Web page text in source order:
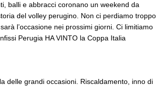
balli e abbracci coronano un weekend da
del volley perugino. Non ci perdiamo troppo
l’occasione nei prossimi giorni. Ci limitiamo
Perugia HA VINTO la Coppa Italia
delle grandi occasioni. Riscaldamento, inno di